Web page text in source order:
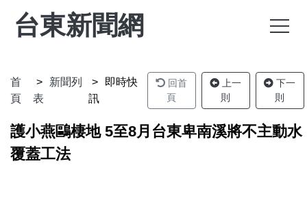
台東新聞網
首
頁
新聞列
表
即時快
訊
回首
頁
上一
則
下一
則
護小燕鷗棲地 5至8月台東卑南溪將不主動水
覆蓋工法